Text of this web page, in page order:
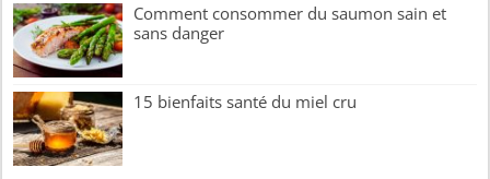
Comment consommer du saumon sain et
sans danger
15 bienfaits santé du miel cru